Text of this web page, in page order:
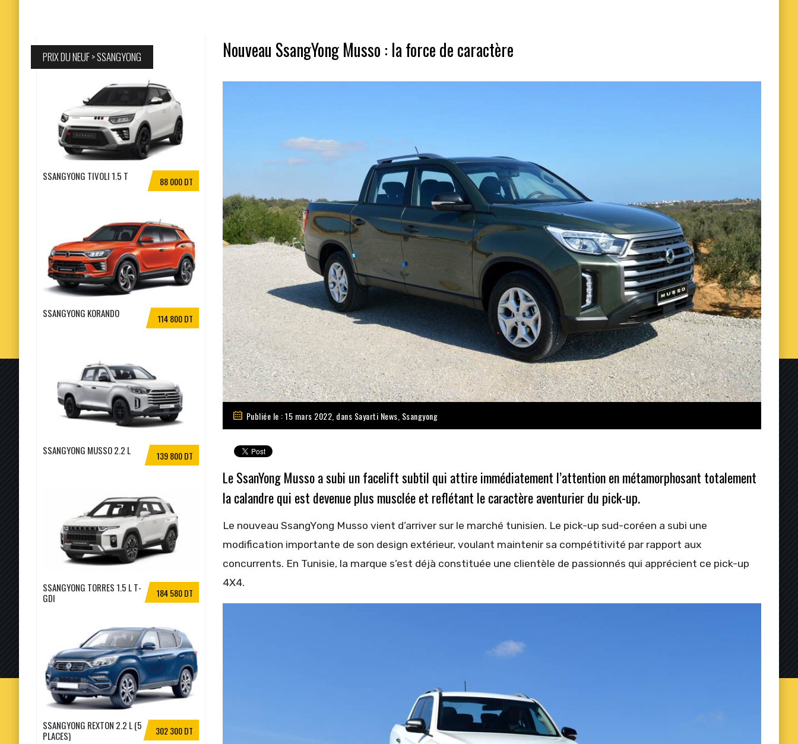
Nouveau SsangYong Musso : la force de caractère
Publiée le : 15 mars 2022, dans Sayarti News Ssangyong
Le SsanYong Musso a subi un facelift subtil qui attire immédiatement l’attention en métamorphosant totalement
la calandre qui est devenue plus musclée et reflétant le caractère aventurier du pick-up.
Le nouveau SsangYong Musso vient d’arriver sur le marché tunisien. Le pick-up sud-coréen a subi une
modification importante de son design extérieur, voulant maintenir sa compétitivité par rapport aux
concurrents. En Tunisie, la marque s’est déjà constituée une clientèle de passionnés qui apprécient ce pick-up
4X4.
PRIX DU NEUF > SSANGYONG
88 000 DT
SSANGYONG TIVOLI 1.5 T
114 800 DT
SSANGYONG KORANDO
139 800 DT
SSANGYONG MUSSO 2.2 L
184 580 DT
SSANGYONG TORRES 1.5 L T-
GDI
302 300 DT
SSANGYONG REXTON 2.2 L (5
PLACES)